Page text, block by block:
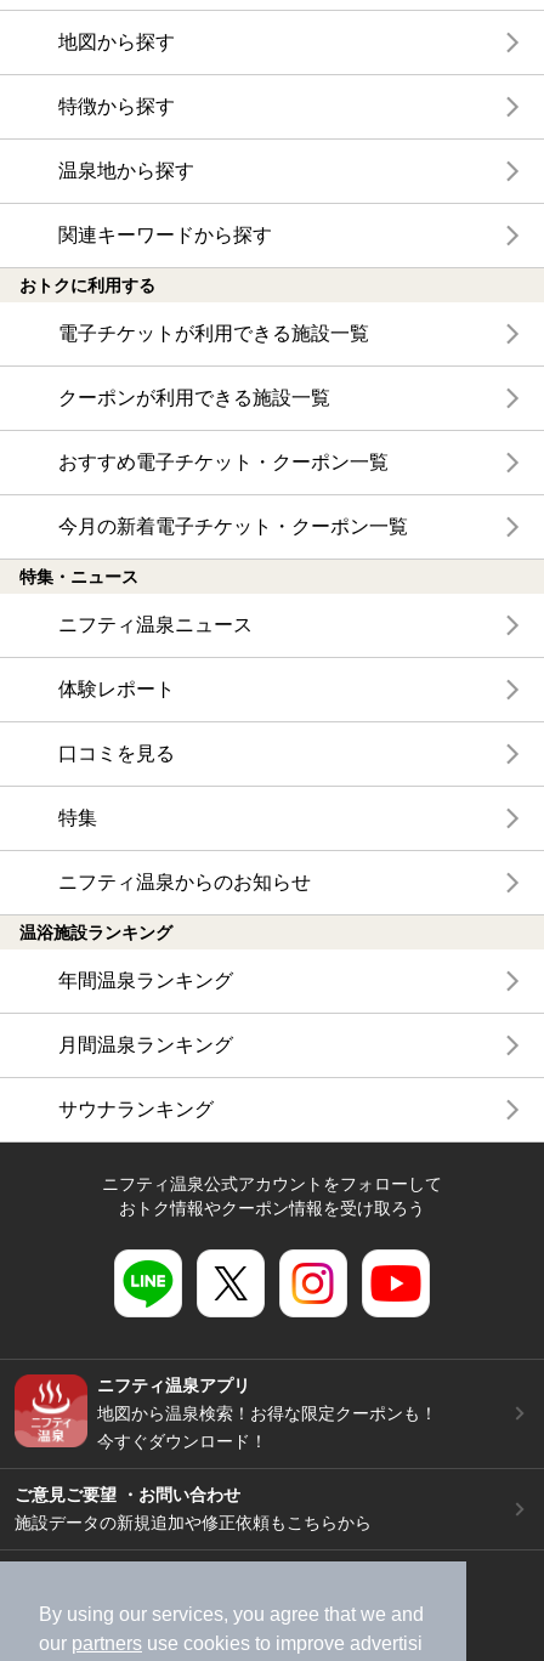
By using our services, you agree that we and
our partners use cookies to improve advertisi
地図から探す
特徴から探す
温泉地から探す
関連キーワードから探す
おトクに利用する
電子チケットが利用できる施設一覧
クーポンが利用できる施設一覧
おすすめ電子チケット・クーポン一覧
今月の新着電子チケット・クーポン一覧
特集・ニュース
ニフティ温泉ニュース
体験レポート
口コミを見る
特集
ニフティ温泉からのお知らせ
温浴施設ランキング
年間温泉ランキング
月間温泉ランキング
サウナランキング
ニフティ温泉公式アカウントをフォローして
おトク情報やクーポン情報を受け取ろう
ニフティ温泉アプリ
地図から温泉検索！お得な限定クーポンも！
今すぐダウンロード！
ご意見ご要望 ・お問い合わせ
施設データの新規追加や修正依頼もこちらから
加盟店募集（資料請求）
広告出稿のご案内
利用規約
ライフスタイルMEMBERS+規約